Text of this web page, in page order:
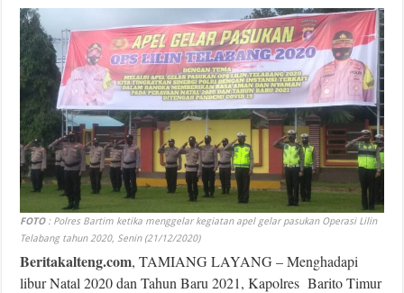
FOTO: Polres Bartim ketika menggelar kegiatan apel gelar pasukan Operasi Lilin
Telabang tahun 2020, Senin (21/12/2020)
Beritakalteng.com, TAMIANG LAYANG – Menghadapi
libur Natal 2020 dan Tahun Baru 2021, Kapolres Barito Timur